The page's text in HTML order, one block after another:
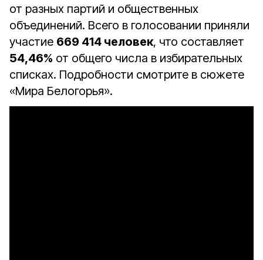
от разных партий и общественных
объединений. Всего в голосовании приняли
участие 669 414 человек, что составляет
54,46% от общего числа в избирательных
списках. Подробности смотрите в сюжете
«Мира Белогорья».